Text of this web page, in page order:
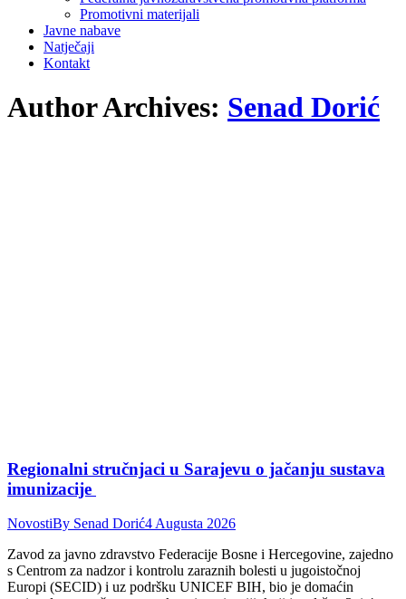
Promotivni materijali
Javne nabave
Natječaji
Kontakt
Author Archives: Senad Dorić
Regionalni stručnjaci u Sarajevu o jačanju sustava
imunizacije
NovostiBy Senad Dorić4 Augusta 2026
Zavod za javno zdravstvo Federacije Bosne i Hercegovine, zajedno
s Centrom za nadzor i kontrolu zaraznih bolesti u jugoistočnoj
Europi (SECID) i uz podršku UNICEF BIH, bio je domaćin